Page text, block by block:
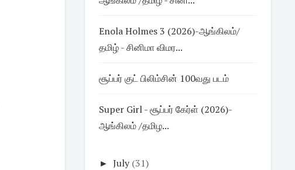
Enola Holmes 3 (2026)-ஆங்கிலம்/
தமிழ் - சினிமா விமர...
சூப்பர் குட் பிலிம்சின் 100வது படம்
Super Girl - சூப்பர் கேர்ள் (2026)-
ஆங்கிலம் /தமிழ...
► July (31)